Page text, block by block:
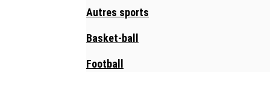
Autres sports
Basket-ball
Football